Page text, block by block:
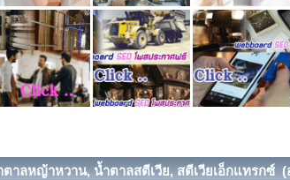
ลหญ้าหวาน, น้ำตาลสตีเวีย, สตีเวียเอ็กแทรกซ์ (